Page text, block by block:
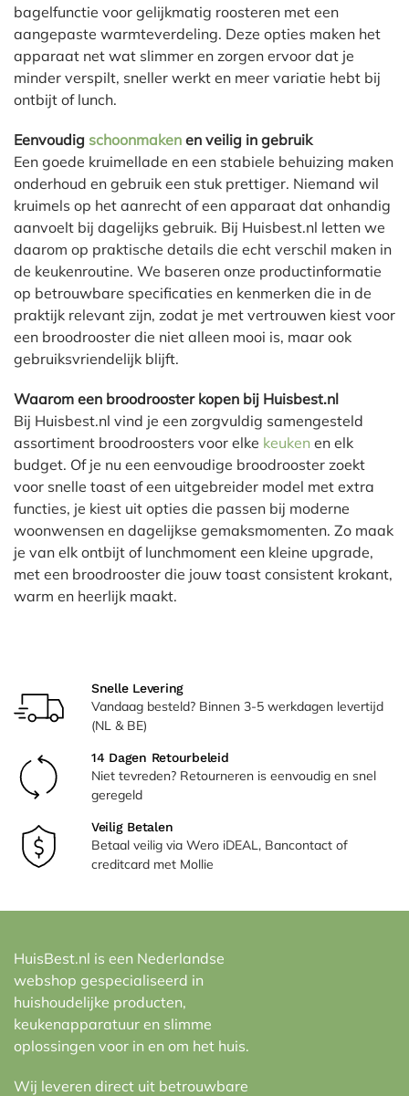
bagelfunctie voor gelijkmatig roosteren met een
aangepaste warmteverdeling. Deze opties maken het
apparaat net wat slimmer en zorgen ervoor dat je
minder verspilt, sneller werkt en meer variatie hebt bij
ontbijt of lunch.
Eenvoudig schoonmaken en veilig in gebruik
Een goede kruimellade en een stabiele behuizing maken
onderhoud en gebruik een stuk prettiger. Niemand wil
kruimels op het aanrecht of een apparaat dat onhandig
aanvoelt bij dagelijks gebruik. Bij Huisbest.nl letten we
daarom op praktische details die echt verschil maken in
de keukenroutine. We baseren onze productinformatie
op betrouwbare specificaties en kenmerken die in de
praktijk relevant zijn, zodat je met vertrouwen kiest voor
een broodrooster die niet alleen mooi is, maar ook
gebruiksvriendelijk blijft.
Waarom een broodrooster kopen bij Huisbest.nl
Bij Huisbest.nl vind je een zorgvuldig samengesteld
assortiment broodroosters voor elke keuken en elk
budget. Of je nu een eenvoudige broodrooster zoekt
voor snelle toast of een uitgebreider model met extra
functies, je kiest uit opties die passen bij moderne
woonwensen en dagelijkse gemaksmomenten. Zo maak
je van elk ontbijt of lunchmoment een kleine upgrade,
met een broodrooster die jouw toast consistent krokant,
warm en heerlijk maakt.
Snelle Levering
Vandaag besteld? Binnen 3-5 werkdagen levertijd
(NL & BE)
14 Dagen Retourbeleid
Niet tevreden? Retourneren is eenvoudig en snel
geregeld
Veilig Betalen
Betaal veilig via Wero iDEAL, Bancontact of
creditcard met Mollie
HuisBest.nl is een Nederlandse
webshop gespecialiseerd in
huishoudelijke producten,
keukenapparatuur en slimme
oplossingen voor in en om het huis.
Wij leveren direct uit betrouwbare